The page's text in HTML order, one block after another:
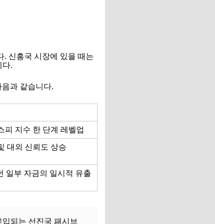
. 신흥국 시장에 있을 때는
다.
과 같습니다.
피 지수 한 단계 레벨업
대외 신뢰도 상승
일부 자금의 일시적 유출
되는 선진국 패시브